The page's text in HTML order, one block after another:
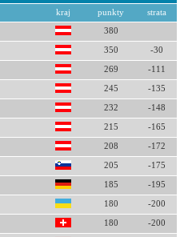
kraj punkty strata
380
350 -30
269 -111
245 -135
232 -148
215 -165
208 -172
205 -175
185 -195
180 -200
180 -200